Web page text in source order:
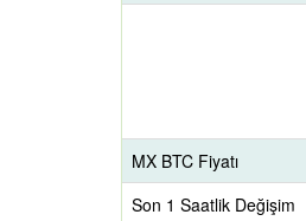
MX BTC Fiyatı
Son 1 Saatlik Değişim